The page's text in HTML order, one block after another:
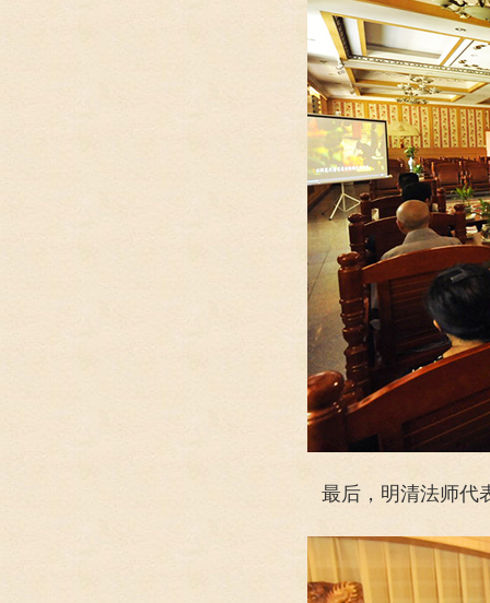
最后，明清法师代